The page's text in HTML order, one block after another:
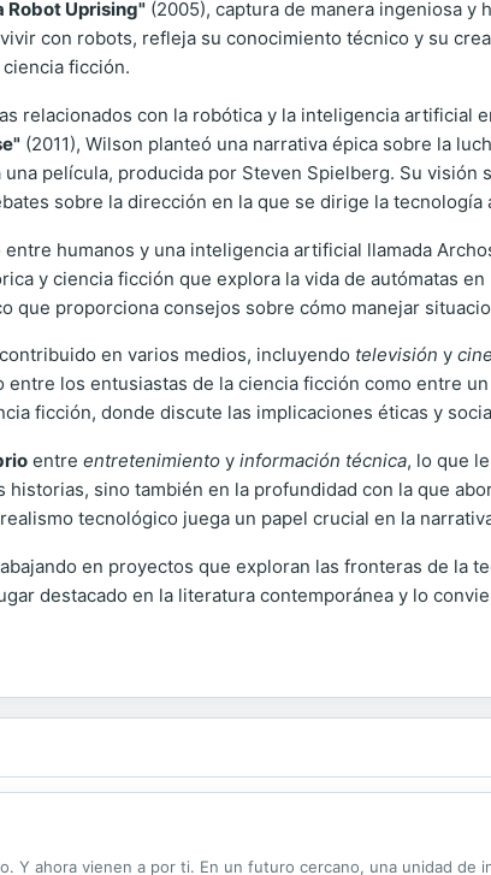
Robot Uprising" (2005), captura de manera ingeniosa
con robots, refleja su conocimiento técnico y su
ficción.
relacionados con la robótica y la inteligencia artificial
(2011), Wilson planteó una narrativa épica sobre la
película, producida por Steven Spielberg. Su
sobre la dirección en la que se dirige la tecnología
humanos y una inteligencia artificial llamada
y ciencia ficción que explora la vida de autómatas en
que proporciona consejos sobre cómo manejar
en varios medios, incluyendo televisión y
los entusiastas de la ciencia ficción como entre
ficción, donde discute las implicaciones éticas y
entre entretenimiento y información técnica, lo que
sino también en la profundidad con la que
tecnológico juega un papel crucial en la
en proyectos que exploran las fronteras de la
destacado en la literatura contemporánea y lo
Y ahora vienen a por ti. En un futuro cercano, una unidad de